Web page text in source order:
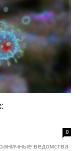
0
ведомства